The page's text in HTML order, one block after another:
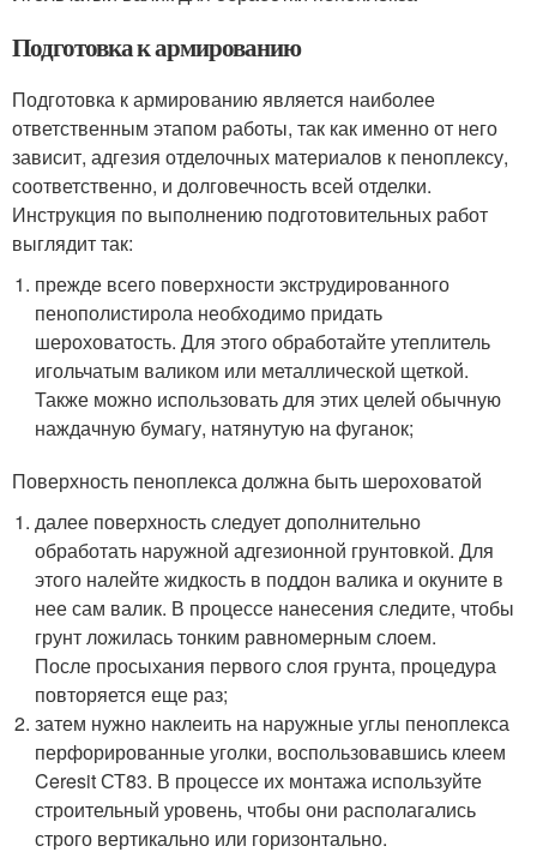
Подготовка к армированию
Подготовка к армированию является наиболее
ответственным этапом работы, так как именно от него
зависит, адгезия отделочных материалов к пеноплексу,
соответственно, и долговечность всей отделки.
Инструкция по выполнению подготовительных работ
выглядит так:
прежде всего поверхности экструдированного
пенополистирола необходимо придать
шероховатость. Для этого обработайте утеплитель
игольчатым валиком или металлической щеткой.
Также можно использовать для этих целей обычную
наждачную бумагу, натянутую на фуганок;
Поверхность пеноплекса должна быть шероховатой
далее поверхность следует дополнительно
обработать наружной адгезионной грунтовкой. Для
этого налейте жидкость в поддон валика и окуните в
нее сам валик. В процессе нанесения следите, чтобы
грунт ложилась тонким равномерным слоем.
После просыхания первого слоя грунта, процедура
повторяется еще раз;
затем нужно наклеить на наружные углы пеноплекса
перфорированные уголки, воспользовавшись клеем
Ceresit СТ83. В процессе их монтажа используйте
строительный уровень, чтобы они располагались
строго вертикально или горизонтально.